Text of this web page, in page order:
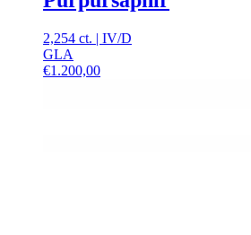
2,254 ct. | IV/D
GLA
€1.200,00